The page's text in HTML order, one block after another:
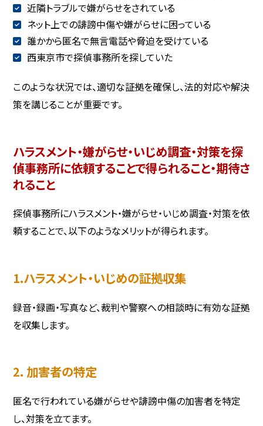
近隣トラブルで嫌がらせをされている
ネット上での誹謗中傷や嫌がらせに困っている
誰かから匿名で無言電話や脅迫を受けている
西東京市で探偵事務所を探していた
このような状況では、適切な証拠を確保し、法的対応や解決
策を講じることが重要です。
ハラスメント・嫌がらせ・いじめ調査・対策を探
偵事務所に依頼することで得られること・期待さ
れること
探偵事務所にハラスメント・嫌がらせ・いじめ調査・対策を依
頼することで、以下のようなメリットが得られます。
1.ハラスメント・いじめの証拠収集
録音・録画・写真など、裁判や警察への相談時に有効な証拠
を収集します。
2. 加害者の特定
匿名で行われている嫌がらせや誹謗中傷の加害者を特定
し、対策を立てます。